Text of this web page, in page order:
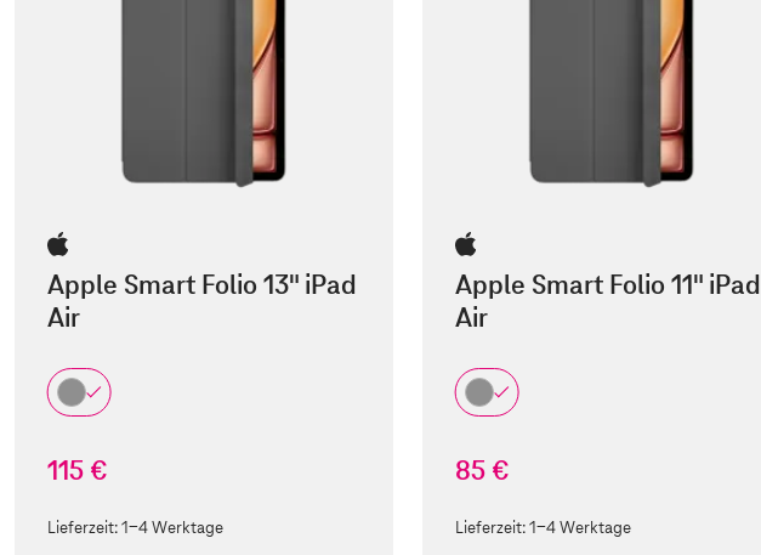
Apple Smart Folio 13" iPad
Air
115 €
Lieferzeit:1-4 Werktage
Apple Smart Folio 11" iPad
Air
85 €
Lieferzeit:1-4 Werktage